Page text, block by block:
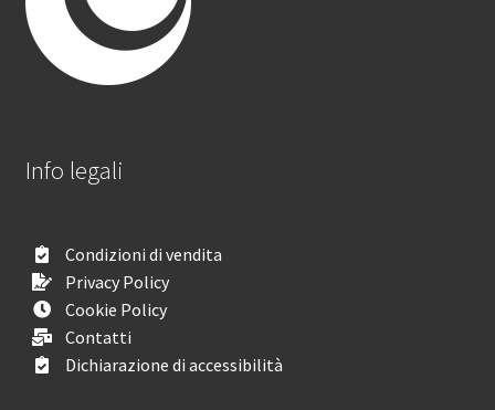
Info legali
Condizioni di vendita
Privacy Policy
Cookie Policy
Contatti
Dichiarazione di accessibilità